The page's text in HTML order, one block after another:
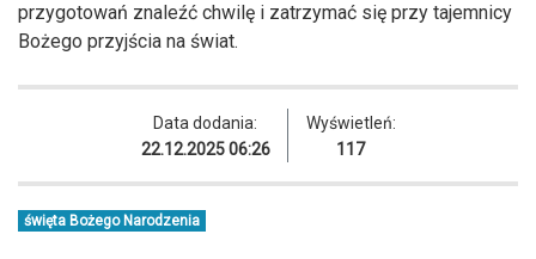
przygotowań znaleźć chwilę i zatrzymać się przy tajemnicy
Bożego przyjścia na świat.
Data dodania:
22.12.2025 06:26
Wyświetleń:
117
święta Bożego Narodzenia